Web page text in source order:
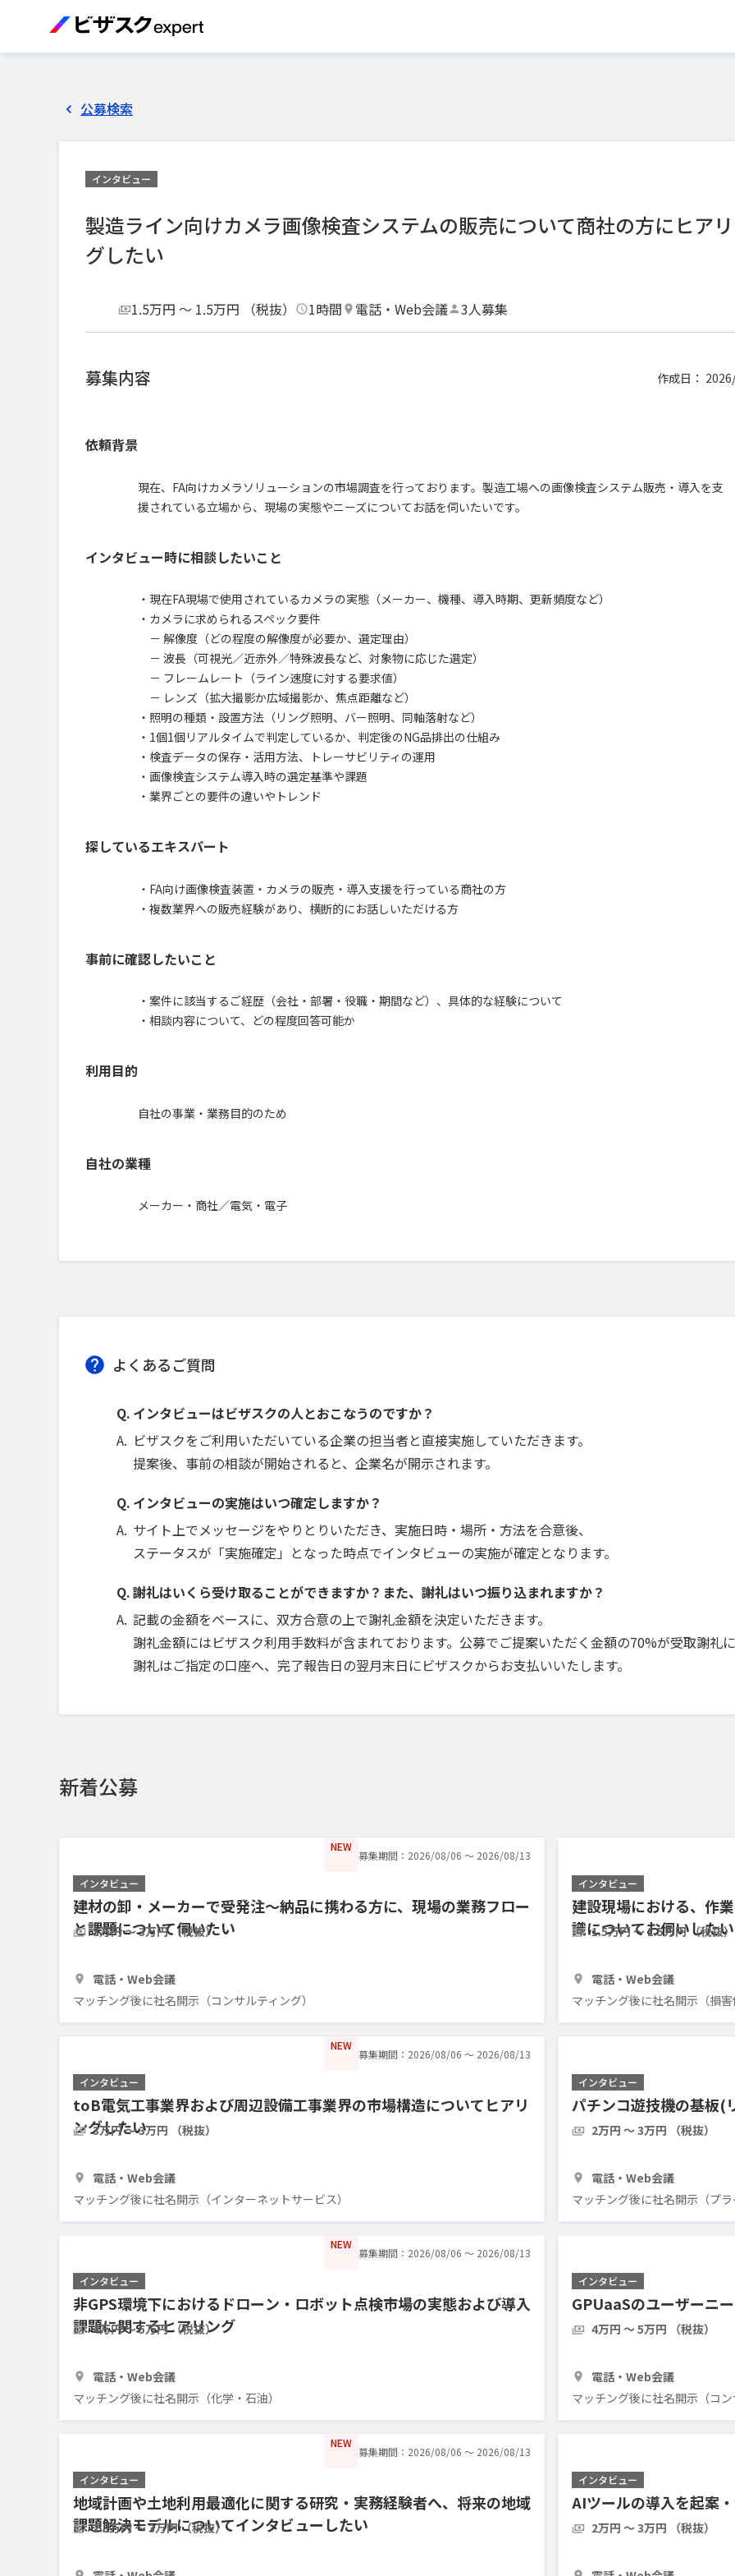
公募検索
インタビュー
製造ライン向けカメラ画像検査システムの販売について商社の方にヒア
グしたい
1.5万円 〜 1.5万円 （税抜） 1時間 電話・Web会議 3人募集
募集内容 作成日：
依頼背景
現在、FA向けカメラソリューションの市場調査を行っております。製造工場への画像検査システム販売・導入を支
援されている立場から、現場の実態やニーズについてお話を伺いたいです。
インタビュー時に相談したいこと
・現在FA現場で使用されているカメラの実態（メーカー、機種、導入時期、更新頻度など）
・カメラに求められるスペック要件
－ 解像度（どの程度の解像度が必要か、選定理由）
－ 波長（可視光／近赤外／特殊波長など、対象物に応じた選定）
－ フレームレート（ライン速度に対する要求値）
－ レンズ（拡大撮影か広域撮影か、焦点距離など）
・照明の種類・設置方法（リング照明、バー照明、同軸落射など）
・1個1個リアルタイムで判定しているか、判定後のNG品排出の仕組み
・検査データの保存・活用方法、トレーサビリティの運用
・画像検査システム導入時の選定基準や課題
・業界ごとの要件の違いやトレンド
探しているエキスパート
・FA向け画像検査装置・カメラの販売・導入支援を行っている商社の方
・複数業界への販売経験があり、横断的にお話しいただける方
事前に確認したいこと
・案件に該当するご経歴（会社・部署・役職・期間など）、具体的な経験について
・相談内容について、どの程度回答可能か
利用目的
自社の事業・業務目的のため
自社の業種
メーカー・商社／電気・電子
よくあるご質問
インタビューはビザスクの人とおこなうのですか？
ビザスクをご利用いただいている企業の担当者と直接実施していただきます。
提案後、事前の相談が開始されると、企業名が開示されます。
インタビューの実施はいつ確定しますか？
サイト上でメッセージをやりとりいただき、実施日時・場所・方法を合意後、
ステータスが「実施確定」となった時点でインタビューの実施が確定となります。
謝礼はいくら受け取ることができますか？また、謝礼はいつ振り込まれますか？
記載の金額をベースに、双方合意の上で謝礼金額を決定いただきます。
謝礼金額にはビザスク利用手数料が含まれております。公募でご提案いただく金額の70%が受取謝礼に
謝礼はご指定の口座へ、完了報告日の翌月末日にビザスクからお支払いいたします。
新着公募
NEW
募集期間：2026/08/06 〜 2026/08/13
インタビュー
建材の卸・メーカーで受発注〜納品に携わる方に、現場の業務フロー
と課題について伺いたい
3万円 〜 3万円 （税抜）
電話・Web会議
マッチング後に社名開示（コンサルティング）
インタビュー
建設現場における、作
識についてお伺いしたい
1.5万円 〜 1.5万円 （税抜）
電話・Web会議
マッチング後に社名開示（損害
NEW
募集期間：2026/08/06 〜 2026/08/13
インタビュー
toB電気工事業界および周辺設備工事業界の市場構造についてヒアリ
ングしたい
3万円 〜 3万円 （税抜）
電話・Web会議
マッチング後に社名開示（インターネットサービス）
インタビュー
パチンコ遊技機の基板(
2万円 〜 3万円 （税抜）
電話・Web会議
マッチング後に社名開示（プラ
NEW
募集期間：2026/08/06 〜 2026/08/13
インタビュー
非GPS環境下におけるドローン・ロボット点検市場の実態および導入
課題に関するヒアリング
4万円 〜 5万円 （税抜）
電話・Web会議
マッチング後に社名開示（化学・石油）
インタビュー
GPUaaSのユーザーニ
4万円 〜 5万円 （税抜）
電話・Web会議
マッチング後に社名開示（コン
NEW
募集期間：2026/08/06 〜 2026/08/13
インタビュー
地域計画や土地利用最適化に関する研究・実務経験者へ、将来の地域
課題解決モデルについてインタビューしたい
2.3万円 〜 3万円 （税抜）
インタビュー
AIツールの導入を起案
2万円 〜 3万円 （税抜）